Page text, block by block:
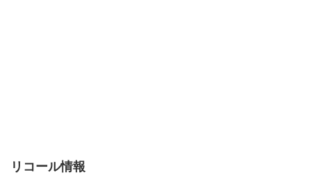
リコール情報